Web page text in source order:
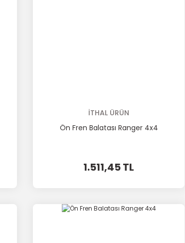
İTHAL ÜRÜN
Ön Fren Balatası Ranger 4x4
1.511,45 TL